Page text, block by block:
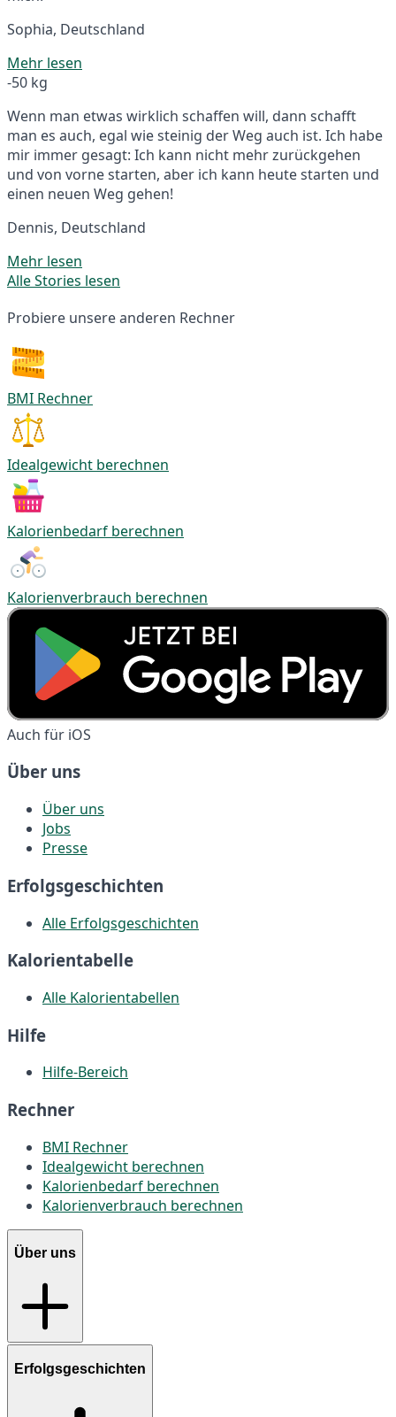
Sophia, Deutschland
Mehr lesen
-50 kg
Wenn man etwas wirklich schaffen will, dann schafft
man es auch, egal wie steinig der Weg auch ist. Ich habe
mir immer gesagt: Ich kann nicht mehr zurückgehen
und von vorne starten, aber ich kann heute starten und
einen neuen Weg gehen!
Dennis, Deutschland
Mehr lesen
Alle Stories lesen
Probiere unsere anderen Rechner
BMI Rechner
Idealgewicht berechnen
Kalorienbedarf berechnen
Kalorienverbrauch berechnen
Auch für iOS
Über uns
Über uns
Jobs
Presse
Erfolgsgeschichten
Alle Erfolgsgeschichten
Kalorientabelle
Alle Kalorientabellen
Hilfe
Hilfe-Bereich
Rechner
BMI Rechner
Idealgewicht berechnen
Kalorienbedarf berechnen
Kalorienverbrauch berechnen
Über uns
Erfolgsgeschichten